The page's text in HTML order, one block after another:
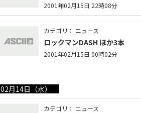
2001年02月15日 22時08分
カテゴリ： ニュース
ロックマンDASH ほか3本
2001年02月15日 00時02分
02月14日（水）
カテゴリ： ニュース